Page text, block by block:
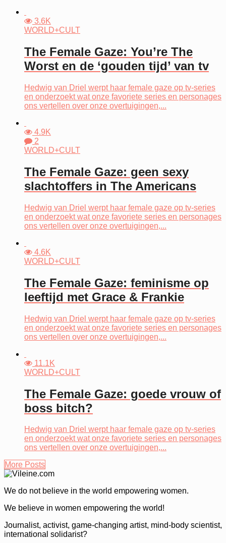
3.6K
WORLD+CULT
The Female Gaze: You’re The
Worst en de ‘gouden tijd’ van tv
Hedwig van Driel werpt haar female gaze op tv-series
en onderzoekt wat onze favoriete series en personages
ons vertellen over onze overtuigingen,...
4.9K
2
WORLD+CULT
The Female Gaze: geen sexy
slachtoffers in The Americans
Hedwig van Driel werpt haar female gaze op tv-series
en onderzoekt wat onze favoriete series en personages
ons vertellen over onze overtuigingen,...
4.6K
WORLD+CULT
The Female Gaze: feminisme op
leeftijd met Grace & Frankie
Hedwig van Driel werpt haar female gaze op tv-series
en onderzoekt wat onze favoriete series en personages
ons vertellen over onze overtuigingen,...
11.1K
WORLD+CULT
The Female Gaze: goede vrouw of
boss bitch?
Hedwig van Driel werpt haar female gaze op tv-series
en onderzoekt wat onze favoriete series en personages
ons vertellen over onze overtuigingen,...
More Posts
We do not believe in the world empowering women.
We believe in women empowering the world!
Journalist, activist, game-changing artist, mind-body scientist,
international solidarist?